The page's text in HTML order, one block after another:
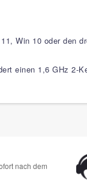
Win 10 oder den
einen 1,6 GHz
nach dem